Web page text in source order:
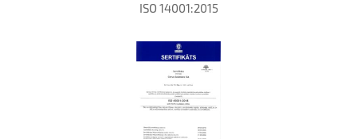
ISO 14001:2015